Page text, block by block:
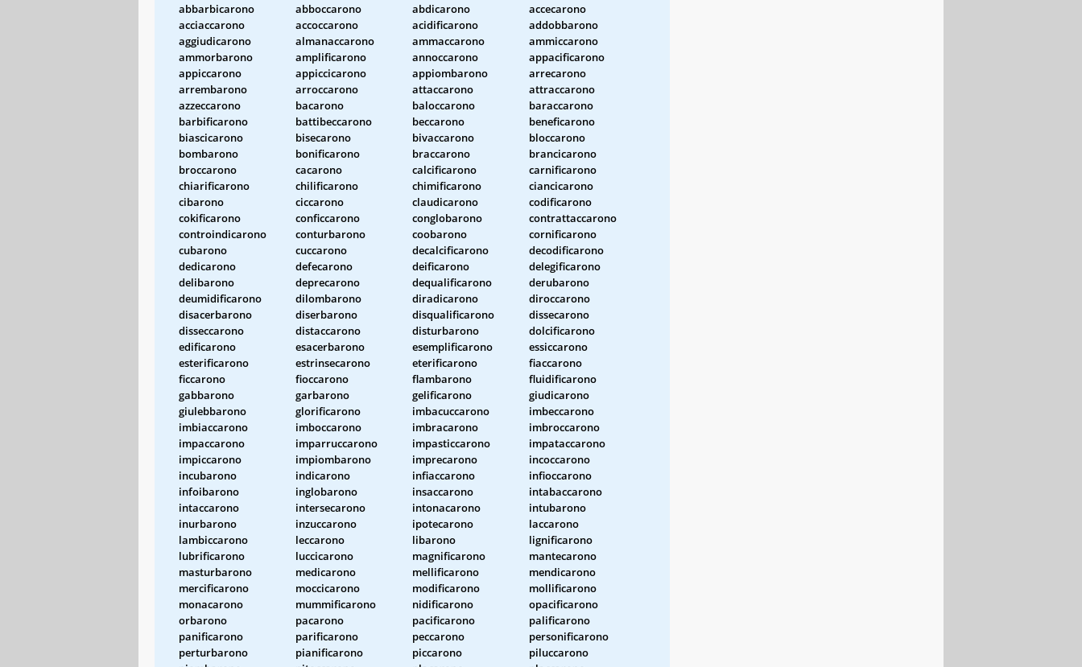
abbarbicarono abboccarono abdicarono
accecarono
acciaccarono
accoccarono acidificarono
addobbarono
aggiudicarono
almanaccarono ammaccarono
ammiccarono
ammorbarono
amplificarono annoccarono
appacificarono
appiccarono
appiccicarono appiombarono
arrecarono
arrembarono
arroccarono attaccarono
attraccarono
azzeccarono
bacarono baloccarono
baraccarono
barbificarono
battibeccarono beccarono
beneficarono
biascicarono
bisecarono bivaccarono
bloccarono
bombarono
bonificarono braccarono
brancicarono
broccarono
cacarono calcificarono
carnificarono
chiarificarono
chilificarono chimificarono
ciancicarono
cibarono
ciccarono claudicarono
codificarono
cokificarono
conficcarono conglobarono
contrattaccarono
controindicarono
conturbarono coobarono
cornificarono
cubarono
cuccarono decalcificarono
decodificarono
dedicarono
defecarono deificarono
delegificarono
delibarono
deprecarono dequalificarono
derubarono
deumidificarono
dilombarono diradicarono
diroccarono
disacerbarono
diserbarono disqualificarono
dissecarono
disseccarono
distaccarono disturbarono
dolcificarono
edificarono
esacerbarono esemplificarono
essiccarono
esterificarono
estrinsecarono eterificarono
fiaccarono
ficcarono
fioccarono flambarono
fluidificarono
gabbarono
garbarono gelificarono
giudicarono
giulebbarono
glorificarono imbacuccarono
imbeccarono
imbiaccarono
imboccarono imbracarono
imbroccarono
impaccarono
imparruccarono impasticcarono
impataccarono
impiccarono
impiombarono imprecarono
incoccarono
incubarono
indicarono infiaccarono
infioccarono
infoibarono
inglobarono insaccarono
intabaccarono
intaccarono
intersecarono intonacarono
intubarono
inurbarono
inzuccarono ipotecarono
laccarono
lambiccarono
leccarono libarono
lignificarono
lubrificarono
luccicarono magnificarono
mantecarono
masturbarono
medicarono mellificarono
mendicarono
mercificarono
moccicarono modificarono
mollificarono
monacarono
mummificarono nidificarono
opacificarono
orbarono
pacarono pacificarono
palificarono
panificarono
parificarono peccarono
personificarono
perturbarono
pianificarono piccarono
piluccarono